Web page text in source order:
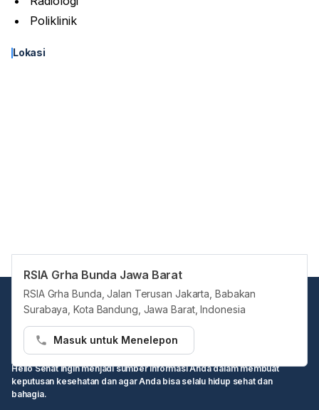
Poliklinik
Lokasi
RSIA Grha Bunda Jawa Barat
RSIA Grha Bunda, Jalan Terusan Jakarta, Babakan
Surabaya, Kota Bandung, Jawa Barat, Indonesia
Masuk untuk Menelepon
Hello Sehat ingin menjadi sumber informasi Anda dalam membuat
keputusan kesehatan dan agar Anda bisa selalu hidup sehat dan
bahagia.